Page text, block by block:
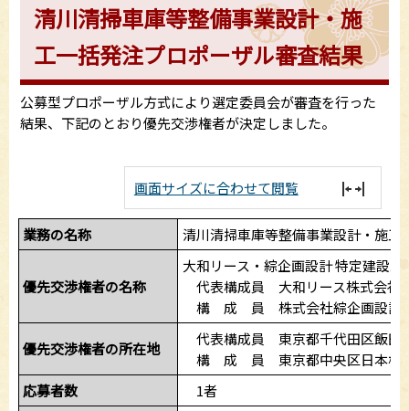
清川清掃車庫等整備事業設計・施
工一括発注プロポーザル審査結果
公募型プロポーザル方式により選定委員会が審査を行った
結果、下記のとおり優先交渉権者が決定しました。
画面サイズに合わせて閲覧
業務の名称 清川清掃車庫等整備事業設計・施工
優先交渉権者の名称
大和リース・綜企画設計 特定建設
代表構成員 大和リース株式会
構 成 員 株式会社綜企画設計
優先交渉権者の所在地
代表構成員 東京都千代田区飯田
構 成 員 東京都中央区日本橋蛎
応募者数
1者